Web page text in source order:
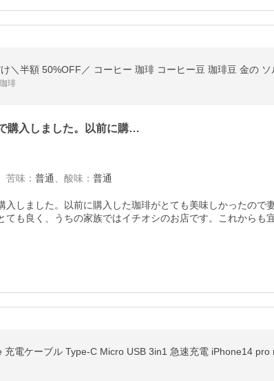
＼半額 50%OFF／ コーヒー 珈琲 コーヒー豆 珈琲豆 金の
琲
購入しました。以前に購…
苦味 ： 普通 酸味 ： 普通
入しました。以前に購入した珈琲がとても美味しかったので
ても良く、うちの家族ではイチオシのお店です。これからも